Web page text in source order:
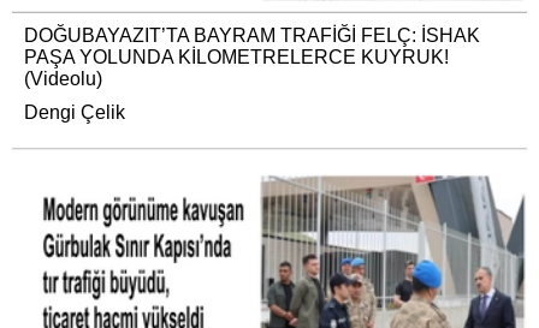
DOĞUBAYAZIT’TA BAYRAM TRAFİĞİ FELÇ: İSHAK
PAŞA YOLUNDA KİLOMETRELERCE KUYRUK!
(Videolu)
Dengi Çelik